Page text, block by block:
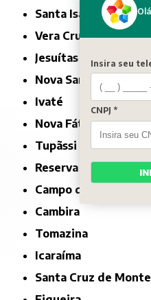
Santa Isabel do Ivaí
Vera Cruz do Oeste
Jesuítas
Nova Santa Rosa
Ivaté
Nova Fátima
Tupãssi
Reserva do Iguaçu
Campo do Tenente
Cambira
Tomazina
Icaraíma
Santa Cruz de
Insira seu
CNPJ *